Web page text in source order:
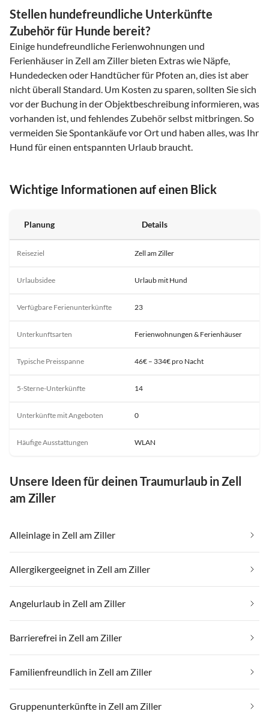
Stellen hundefreundliche Unterkünfte
Zubehör für Hunde bereit?
Einige hundefreundliche Ferienwohnungen und
Ferienhäuser in Zell am Ziller bieten Extras wie Näpfe,
Hundedecken oder Handtücher für Pfoten an, dies ist aber
nicht überall Standard. Um Kosten zu sparen, sollten Sie sich
vor der Buchung in der Objektbeschreibung informieren, was
vorhanden ist, und fehlendes Zubehör selbst mitbringen. So
vermeiden Sie Spontankäufe vor Ort und haben alles, was Ihr
Hund für einen entspannten Urlaub braucht.
Wichtige Informationen auf einen Blick
Planung Details
Reiseziel Zell am Ziller
Urlaubsidee Urlaub mit Hund
Verfügbare Ferienunterkünfte 23
Unterkunftsarten Ferienwohnungen & Ferienhäuser
Typische Preisspanne 46€ – 334€ pro Nacht
5-Sterne-Unterkünfte 14
Unterkünfte mit Angeboten 0
Häufige Ausstattungen WLAN
Unsere Ideen für deinen Traumurlaub in Zell
am Ziller
Alleinlage in Zell am Ziller
Allergikergeeignet in Zell am Ziller
Angelurlaub in Zell am Ziller
Barrierefrei in Zell am Ziller
Familienfreundlich in Zell am Ziller
Gruppenunterkünfte in Zell am Ziller